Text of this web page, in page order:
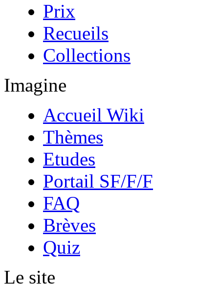
Prix
Recueils
Collections
Imagine
Accueil Wiki
Thèmes
Etudes
Portail SF/F/F
FAQ
Brèves
Quiz
Le site